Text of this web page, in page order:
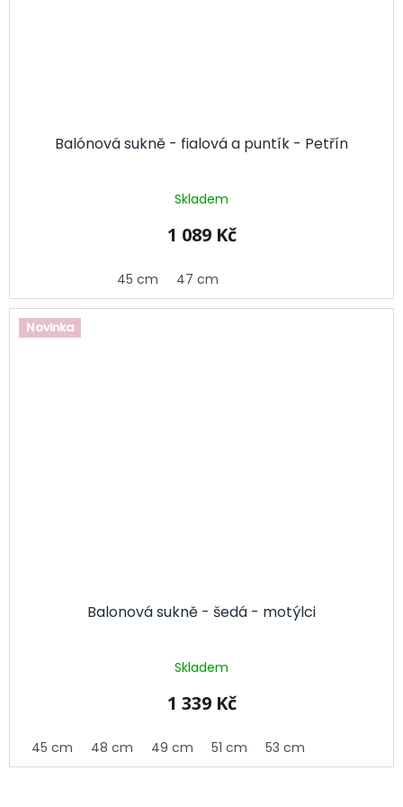
Balónová sukně - fialová a puntík - Petřín
Skladem
1 089 Kč
45 cm 47 cm
Novinka
Balonová sukně - šedá - motýlci
Skladem
1 339 Kč
45 cm 48 cm 49 cm 51 cm 53 cm